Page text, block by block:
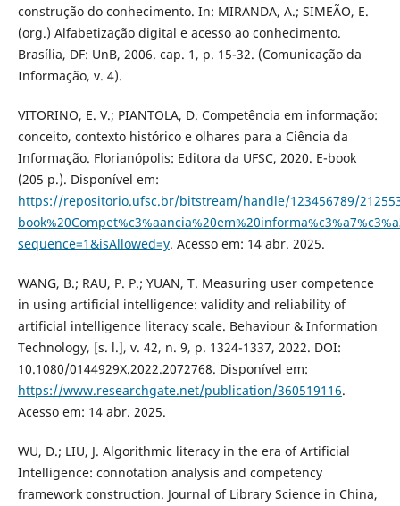
construção do conhecimento. In: MIRANDA, A.; SIMEÃO, E.
(org.) Alfabetização digital e acesso ao conhecimento.
Brasília, DF: UnB, 2006. cap. 1, p. 15-32. (Comunicação da
Informação, v. 4).
VITORINO, E. V.; PIANTOLA, D. Competência em informação:
conceito, contexto histórico e olhares para a Ciência da
Informação. Florianópolis: Editora da UFSC, 2020. E-book
(205 p.). Disponível em:
https://repositorio.ufsc.br/bitstream/handle/123456789/
sequence=1&isAllowed=y. Acesso em: 14 abr. 2025.
WANG, B.; RAU, P. P.; YUAN, T. Measuring user competence
in using artificial intelligence: validity and reliability of
artificial intelligence literacy scale. Behaviour & Information
Technology, [s. l.], v. 42, n. 9, p. 1324-1337, 2022. DOI:
10.1080/0144929X.2022.2072768. Disponível em:
https://www.researchgate.net/publication/360519116.
Acesso em: 14 abr. 2025.
WU, D.; LIU, J. Algorithmic literacy in the era of Artificial
Intelligence: connotation analysis and competency
framework construction. Journal of Library Science in China,